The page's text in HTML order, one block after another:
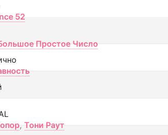
52
Простое Число
, Тони Раут